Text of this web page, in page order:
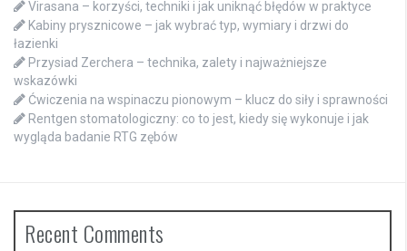
Virasana – korzyści, techniki i jak uniknąć błędów w praktyce
Kabiny prysznicowe – jak wybrać typ, wymiary i drzwi do
łazienki
Przysiad Zerchera – technika, zalety i najważniejsze
wskazówki
Ćwiczenia na wspinaczu pionowym – klucz do siły i sprawności
Rentgen stomatologiczny: co to jest, kiedy się wykonuje i jak
wygląda badanie RTG zębów
Recent Comments